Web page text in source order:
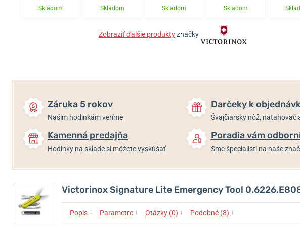
Skladom Skladom Skladom Skladom
Zobraziť ďalšie produktyznačky
Záruka 5 rokov
Našim hodinkám veríme
Darčeky k
Švajčiarsky nôž, naťahovač
Kamenná predajňa
Hodinky na sklade si môžete vyskúšať
Poradia vám
Sme špecialisti na naše
Victorinox Signature Lite Emergency Tool
Popis ↓ Parametre ↓ Otázky (0) ↓ Podobné (8) ↓